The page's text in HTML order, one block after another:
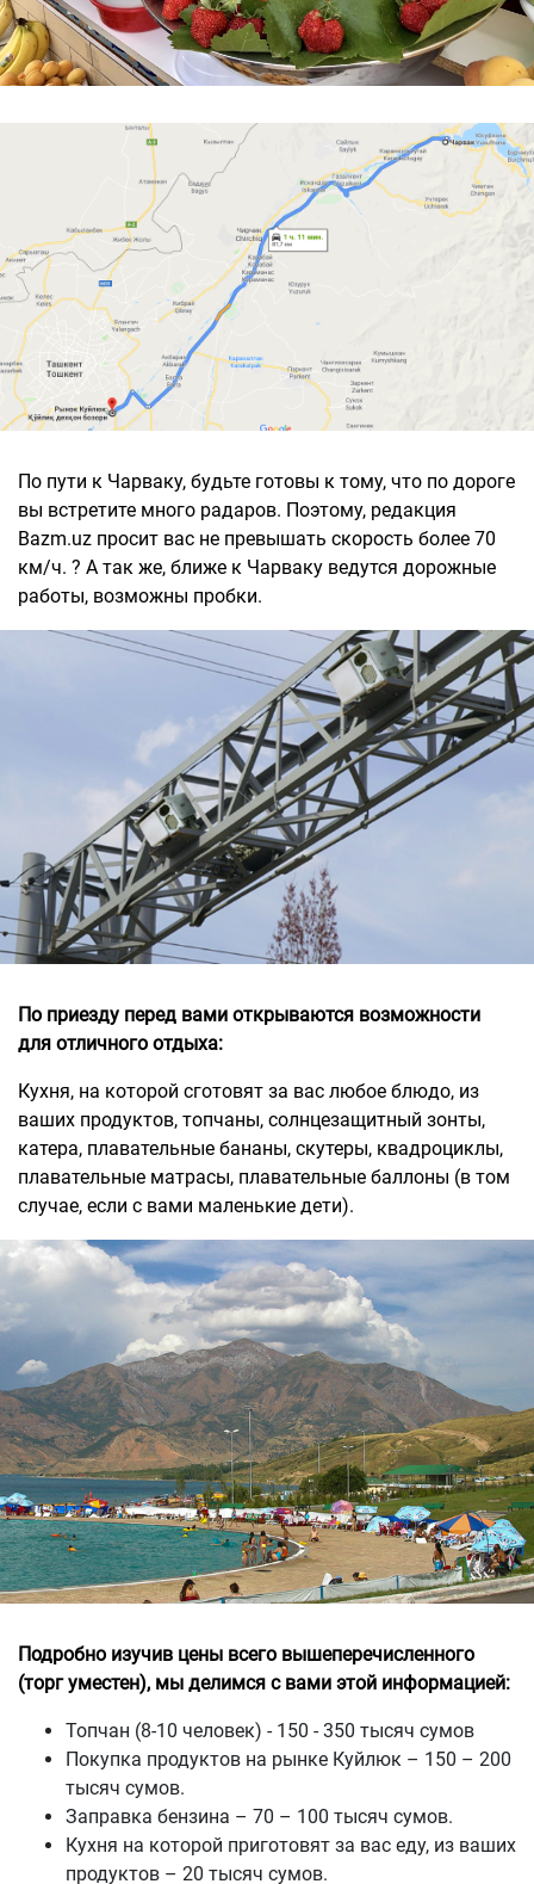
По пути к Чарваку, будьте готовы к тому, что по дороге
вы встретите много радаров. Поэтому, редакция
Bazm.uz просит вас не превышать скорость более 70
км/ч. ? А так же, ближе к Чарваку ведутся дорожные
работы, возможны пробки.
По приезду перед вами открываются возможности
для отличного отдыха:
Кухня, на которой сготовят за вас любое блюдо, из
ваших продуктов, топчаны, солнцезащитный зонты,
катера, плавательные бананы, скутеры, квадроциклы,
плавательные матрасы, плавательные баллоны (в том
случае, если с вами маленькие дети).
Подробно изучив цены всего вышеперечисленного
(торг уместен), мы делимся с вами этой информацией:
Топчан (8-10 человек) - 150 - 350 тысяч сумов
Покупка продуктов на рынке Куйлюк – 150 – 200
тысяч сумов.
Заправка бензина – 70 – 100 тысяч сумов.
Кухня на которой приготовят за вас еду, из ваших
продуктов – 20 тысяч сумов.